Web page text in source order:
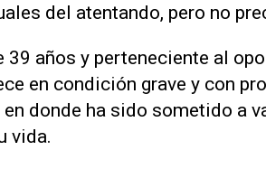
del atentando, pero no
39 años y perteneciente al
en condición grave y con
donde ha sido sometido a
vida.